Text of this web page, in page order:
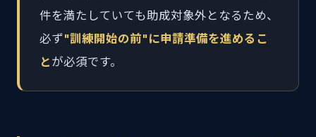
件を満たしていても助成対象外となるため、
必ず"訓練開始の前"に申請準備を進めるこ
と が必須です。